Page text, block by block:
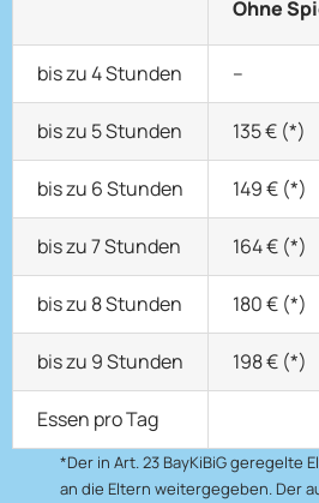
Ohne
bis zu 4 Stunden –
bis zu 5 Stunden 135 € (*)
bis zu 6 Stunden 149 € (*)
bis zu 7 Stunden 164 € (*)
bis zu 8 Stunden 180 € (*)
bis zu 9 Stunden 198 € (*)
Essen pro Tag
*Der in Art. 23 BayKiBiG geregelte
an die Eltern weitergegeben. Der